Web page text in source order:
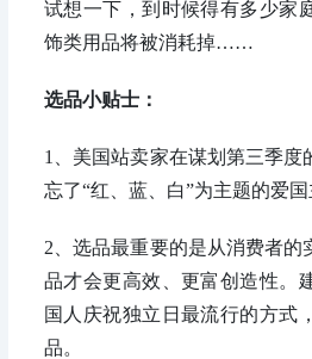
试想一下，到时候得有多少家
饰类用品将被消耗掉……
选品小贴士：
1
、美国站卖家在谋划第三季
忘了“红、蓝、白”为主题的爱国
2 、选品最重要的是从消费者
品才会更高效、更富创造性。
国人庆祝独立日最流行的方式
品。